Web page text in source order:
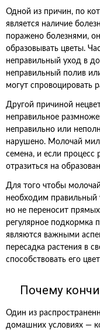
Одной из причин, по
является наличие
поражено болезнями,
образовывать цветы.
неправильный уход в
неправильный полив
могут спровоцировать
Другой причиной
неправильное
неправильно или
нарушено. Молочай
семена, и если
отразиться на
Для того чтобы
необходим правильный
но не переносит
регулярное подкормка
являются важными
пересадка растения в
способствовать его
Почему
Один из
домашних условиях —